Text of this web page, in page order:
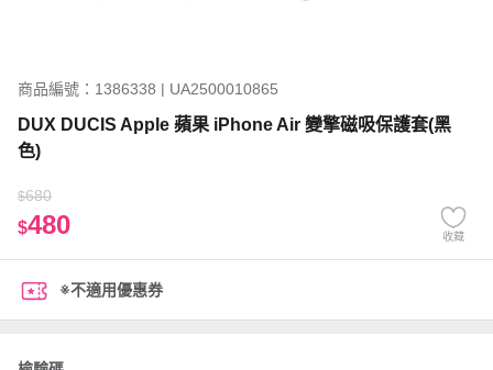
商品編號：1386338 | UA2500010865
DUX DUCIS Apple 蘋果 iPhone Air 變擎磁吸保護套(黑
色)
$680
$480 收藏
※不適用優惠券